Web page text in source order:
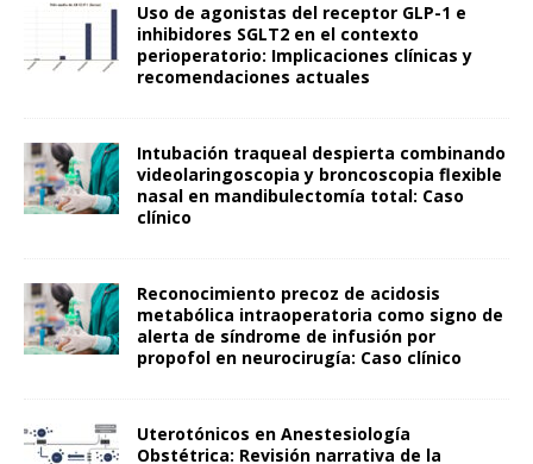
Uso de agonistas del receptor GLP-1 e
inhibidores SGLT2 en el contexto
perioperatorio: Implicaciones clínicas y
recomendaciones actuales
Intubación traqueal despierta combinando
videolaringoscopia y broncoscopia flexible
nasal en mandibulectomía total: Caso
clínico
Reconocimiento precoz de acidosis
metabólica intraoperatoria como signo de
alerta de síndrome de infusión por
propofol en neurocirugía: Caso clínico
Uterotónicos en Anestesiología
Obstétrica: Revisión narrativa de la